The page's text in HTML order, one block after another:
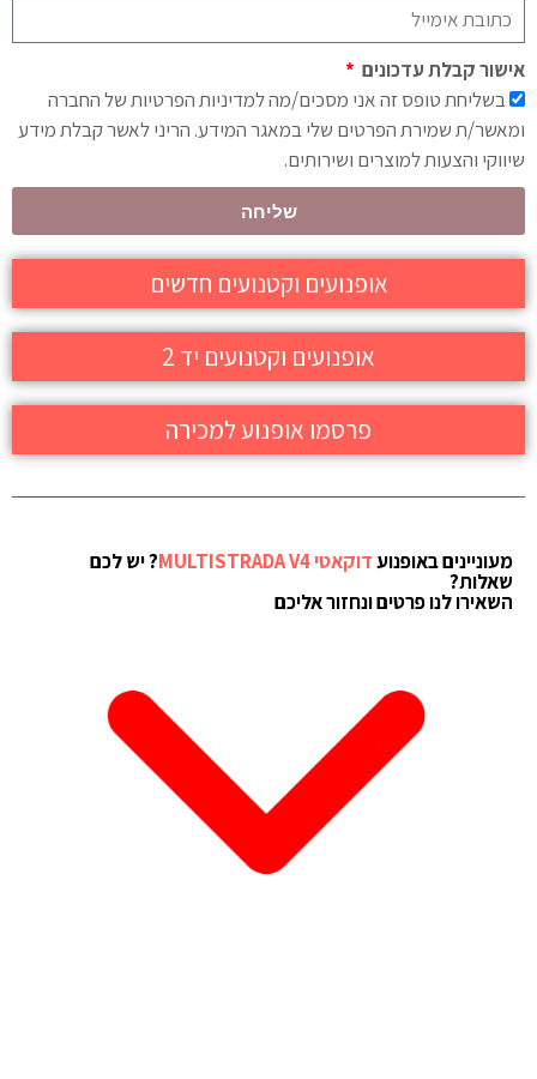
אישור קבלת עדכונים
בשליחת טופס זה אני מסכים/מה למדיניות הפרטיות של החברה
ומאשר/ת שמירת הפרטים שלי במאגר המידע. הריני לאשר קבלת מידע
שיווקי והצעות למוצרים ושירותים.
שליחה
אופנועים וקטנועים חדשים
אופנועים וקטנועים יד 2
פרסמו אופנוע למכירה
מעוניינים באופנועדוקאטי MULTISTRADA V4 ? יש לכם
שאלות?
השאירו לנו פרטים ונחזור אליכם